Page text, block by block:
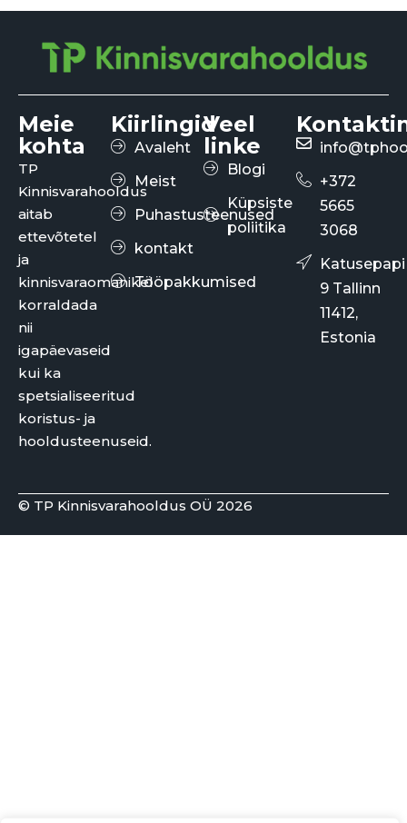
Meie
kohta
TP
Kinnisvarahooldus
aitab
ettevõtetel
ja
kinnisvaraomanikel
korraldada
nii
igapäevaseid
kui ka
spetsialiseeritud
koristus- ja
hooldusteenuseid.
Kiirlingid
Avaleht
Meist
Puhastusteenused
kontakt
Tööpakkumised
Veel
linke
Blogi
Küpsiste
poliitika
+372
5665
3068
Katusepapi
9 Tallinn
11412,
Estonia
© TP Kinnisvarahooldus OÜ 2026